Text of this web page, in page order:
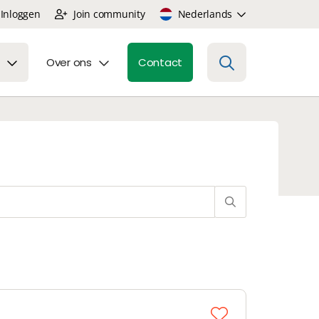
Join community Nederlands
Over ons Contact